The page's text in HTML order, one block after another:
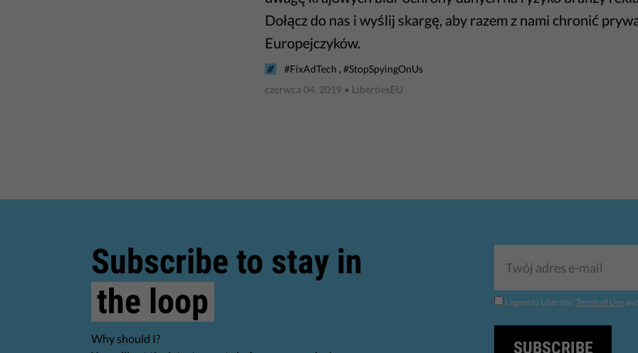
Dołącz do nas i wyślij skargę, aby razem z nami chronić
Europejczyków.
#FixAdTech ,#StopSpyingOnUs
czerwca 04, 2019 • LibertiesEU
Subscribe to stay in
the loop
Why should I?
I agree to Liberties' Terms of Use and
SUBSCRIBE